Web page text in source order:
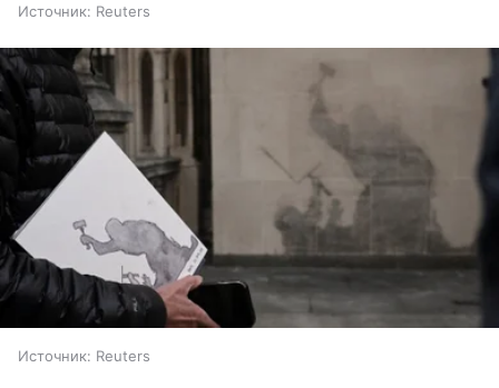
Источник: Reuters
Источник: Reuters